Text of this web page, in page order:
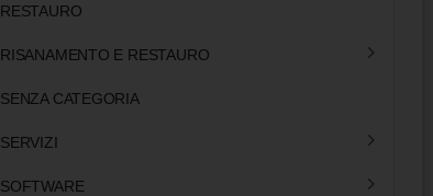
RESTAURO
RISANAMENTO E RESTAURO
SENZA CATEGORIA
SERVIZI
SOFTWARE